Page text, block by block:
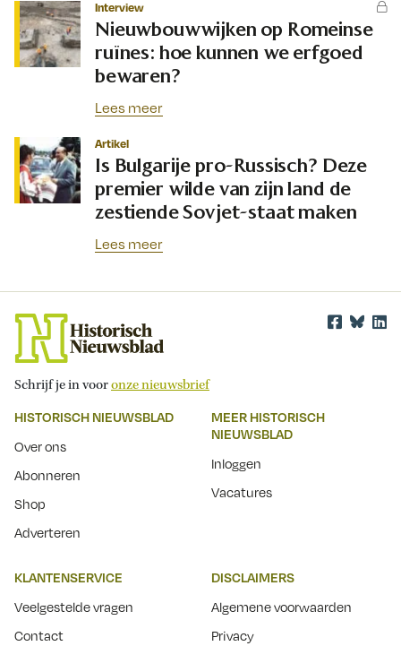
Interview
Nieuwbouwwijken op Romeinse
ruïnes: hoe kunnen we erfgoed
bewaren?
Lees meer
Artikel
Is Bulgarije pro-Russisch? Deze
premier wilde van zijn land de
zestiende Sovjet-staat maken
Lees meer
Schrijf je in vooronze nieuwsbrief
HISTORISCH NIEUWSBLAD
Over ons
Abonneren
Shop
Adverteren
MEER HISTORISCH
NIEUWSBLAD
Inloggen
Vacatures
KLANTENSERVICE
Veelgestelde vragen
Contact
DISCLAIMERS
Algemene voorwaarden
Privacy